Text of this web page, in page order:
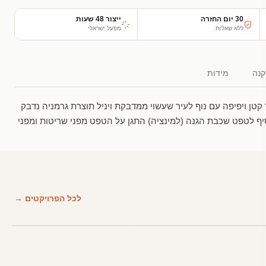
30 יום החזרה
ללא שאלות
ייצור 48 שעות
מפעל ישראלי
מידות
ויפיפה עם נוף לעיר שעשוי ממדבקת ויניל תוצרת גרמניה נדבק
לטפט שכבת הגנה (למינציה) התגן על הטפט מפני שריטות ומפני
לכל הפרויקטים →